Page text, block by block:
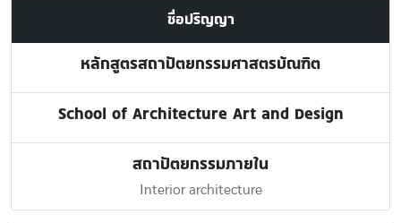
ชื่อปริญญา
หลักสูตรสถาปัตยกรรมศาสตรบัณฑิต
School of Architecture Art and Design
สถาปัตยกรรมภายใน
Interior architecture